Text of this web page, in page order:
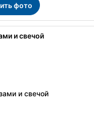
фото
и свечой